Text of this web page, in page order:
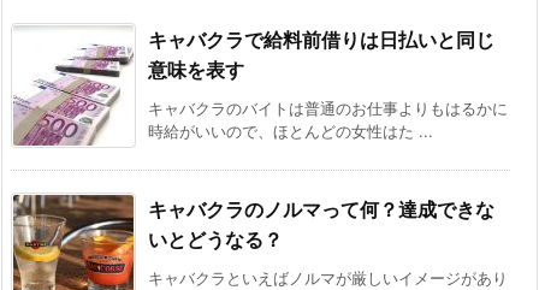
キャバクラで給料前借りは日払いと同じ
意味を表す
キャバクラのバイトは普通のお仕事よりもはるかに
時給がいいので、ほとんどの女性はた ...
キャバクラのノルマって何？達成できな
いとどうなる？
キャバクラといえばノルマが厳しいイメージがあり